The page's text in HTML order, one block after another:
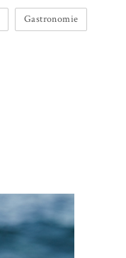
Gastronomie